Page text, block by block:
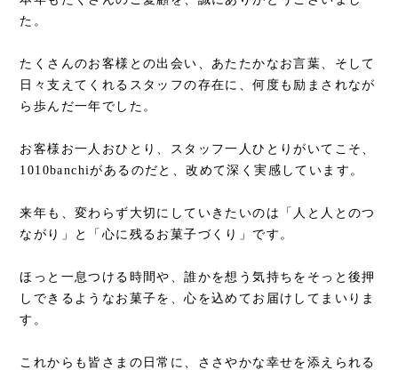
た。
たくさんのお客様との出会い、あたたかなお言葉、そして
日々支えてくれるスタッフの存在に、何度も励まされなが
ら歩んだ一年でした。
お客様お一人おひとり、スタッフ一人ひとりがいてこそ、
1010banchiがあるのだと、改めて深く実感しています。
来年も、変わらず大切にしていきたいのは「人と人とのつ
ながり」と「心に残るお菓子づくり」です。
ほっと一息つける時間や、誰かを想う気持ちをそっと後押
しできるようなお菓子を、心を込めてお届けしてまいりま
す。
これからも皆さまの日常に、ささやかな幸せを添えられる